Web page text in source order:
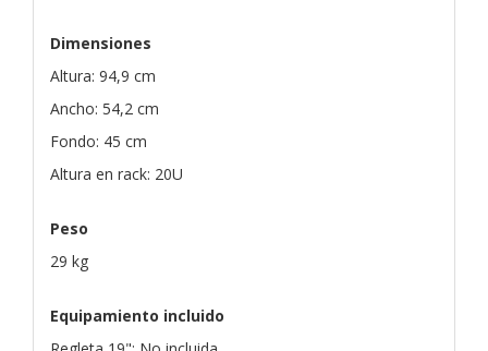
Dimensiones
Altura: 94,9 cm
Ancho: 54,2 cm
Fondo: 45 cm
Altura en rack: 20U
Peso
29 kg
Equipamiento incluido